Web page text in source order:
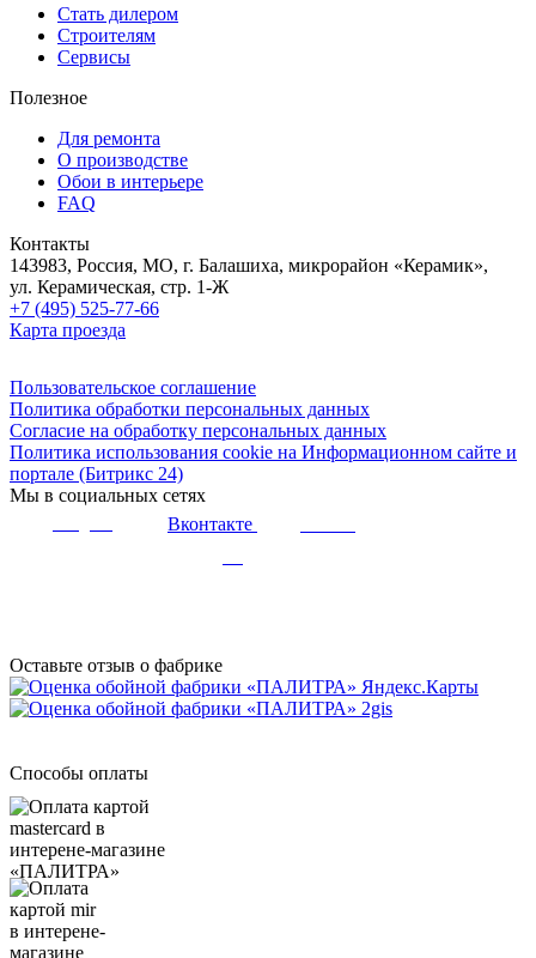
Стать дилером
Строителям
Сервисы
Полезное
Для ремонта
О производстве
Обои в интерьере
FAQ
Контакты
143983, Россия, МО, г. Балашиха, микрорайон «Керамик»,
ул. Керамическая, стр. 1-Ж
+7 (495) 525-77-66
Карта проезда
Пользовательское соглашение
Политика обработки персональных данных
Согласие на обработку персональных данных
Политика использования cookie на Информационном сайте и
портале (Битрикс 24)
Мы в социальных сетях
Вконтакте
Оставьте отзыв о фабрике
Способы оплаты